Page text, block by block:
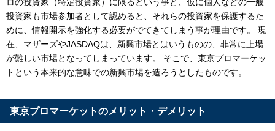
投資家も市場参加者として認めると、それらの投資家を保護するた
めに、情報開示を強化する必要がでてきてしまう事が理由です。 現
在、マザーズやJASDAQは、新興市場とはいうものの、非常に上場
が難しい市場となってしまっています。 そこで、東京プロマーケッ
トという本来的な意味での新興市場を造ろうとしたものです。
東京プロマーケットのメリット・デメリット